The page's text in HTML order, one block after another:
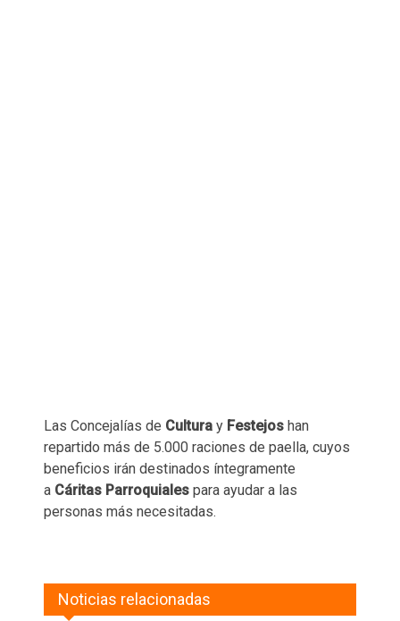
Las Concejalías de Cultura y Festejos han
repartido más de 5.000 raciones de paella, cuyos
beneficios irán destinados íntegramente
a Cáritas Parroquiales para ayudar a las
personas más necesitadas.
Noticias relacionadas